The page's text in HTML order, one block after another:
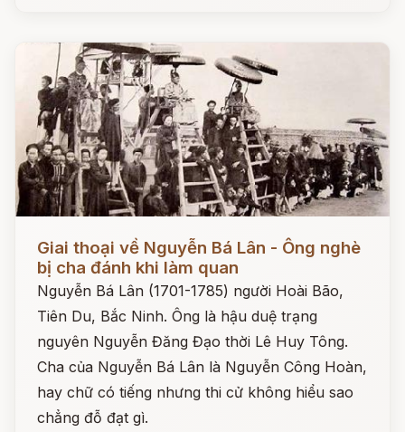
Giai thoại về Nguyễn Bá Lân - Ông nghè
bị cha đánh khi làm quan
Nguyễn Bá Lân (1701-1785) người Hoài Bão,
Tiên Du, Bắc Ninh. Ông là hậu duệ trạng
nguyên Nguyễn Đăng Đạo thời Lê Huy Tông.
Cha của Nguyễn Bá Lân là Nguyễn Công Hoàn,
hay chữ có tiếng nhưng thi cử không hiểu sao
chẳng đỗ đạt gì.